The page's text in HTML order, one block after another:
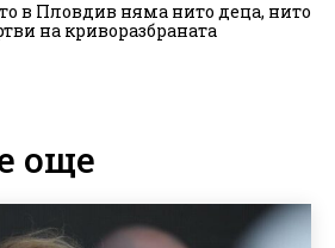
в Пловдив няма нито деца, нито
на криворазбраната
още